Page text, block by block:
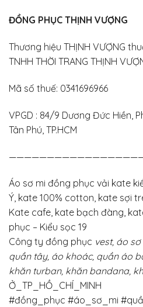
ĐỒNG PHỤC THỊNH VƯỢNG
Thương hiệu THỊNH VƯỢNG
TNHH THỜI TRANG THỊNH
Mã số thuế: 0341696966
VPGD : 84/9 Dương Đức Hiền,
Tân Phú, TP.HCM
Áo sơ mi đồng phục vải kate
Ý, kate 100% cotton, kate sợi
Kate cafe, kate bạch đàng,
phục – Kiểu sọc 19
Công ty đồng phục vest, áo
quần tây, áo khoác, quần áo
khăn turban, khăn bandana,
Ở_TP_HỒ_CHÍ_MINH
#đồng_phục #áo_sơ_mi